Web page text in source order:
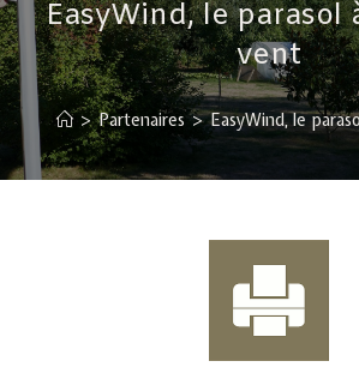
EasyWind, le parasol
vent
> Partenaires > EasyWind, le